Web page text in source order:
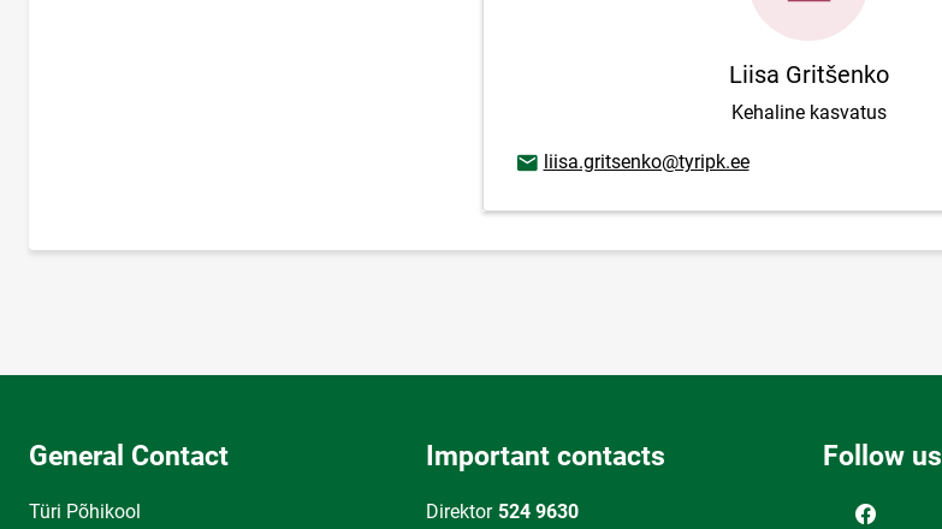
Liisa Gritšenko
Kehaline kasvatus
Email address
liisa.gritsenko@tyripk.ee
General Contact
Türi Põhikool
Important contacts
Direktor 524 9630
Follow us